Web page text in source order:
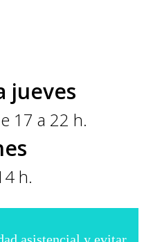
jueves
17 a 22 h.
h.